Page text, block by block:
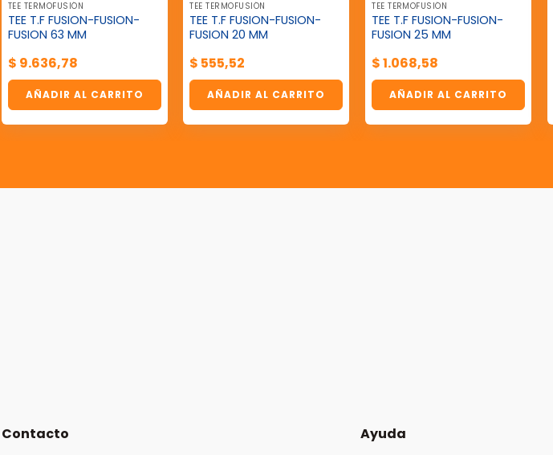
TEE TERMOFUSIÓN
TEE T.F FUSION-FUSION-
FUSION 63 MM
$ 9.636,78
AÑADIR AL CARRITO
TEE TERMOFUSIÓN
TEE T.F FUSION-FUSION-
FUSION 20 MM
$ 555,52
AÑADIR AL CARRITO
TEE TERMOFUSIÓN
TEE T.F FUSION-FUSION-
FUSION 25 MM
$1.068,58
AÑADIR AL CARRITO
Contacto Ayuda